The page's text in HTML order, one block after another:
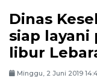
Dinas
siap layani
libur
Minggu, 2 Juni 2019